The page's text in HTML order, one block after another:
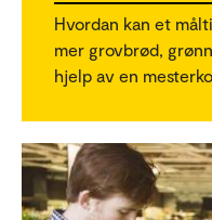
Hvordan kan et
mer grovbrød,
hjelp av en